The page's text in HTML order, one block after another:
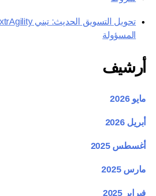
المسؤولة
أرشيف
مايو 2026
أبريل 2026
أغسطس 2025
مارس 2025
فبراير 2025